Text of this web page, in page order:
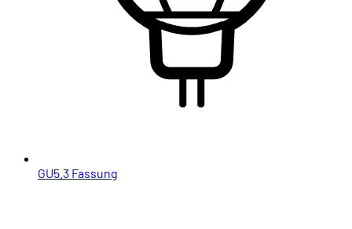
GU5.3 Fassung